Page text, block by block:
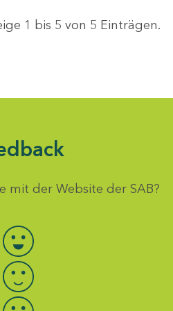
1 bis 5 von 5 Einträgen.
mit der Website der SAB?
auswählen